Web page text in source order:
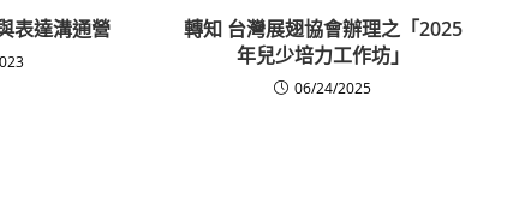
表達溝通營
轉知 台灣展翅協會辦理之「2025
年兒少培力工作坊」
06/24/2025